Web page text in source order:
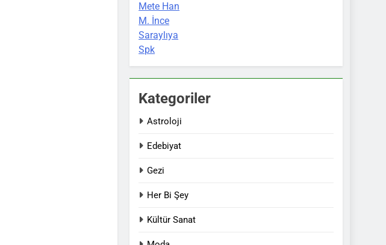
Mete Han
M. İnce
Saraylıya
Spk
Kategoriler
Astroloji
Edebiyat
Gezi
Her Bi Şey
Kültür Sanat